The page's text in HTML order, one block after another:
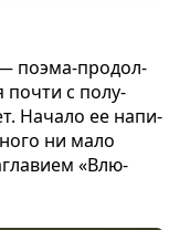
поэма-про­дол­
почти с полу­
Начало ее напи­
ни мало
«Влю­